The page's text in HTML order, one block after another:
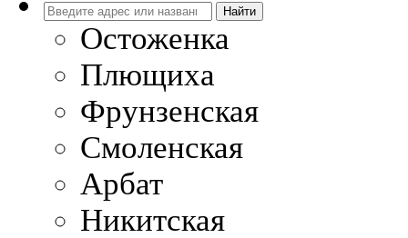
Остоженка
Плющиха
Фрунзенская
Смоленская
Арбат
Никитская